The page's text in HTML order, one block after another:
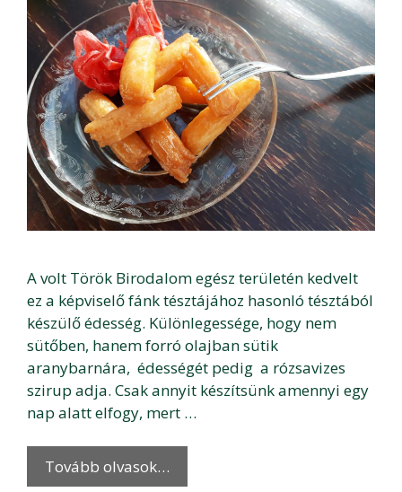
A volt Török Birodalom egész területén kedvelt
ez a képviselő fánk tésztájához hasonló tésztából
készülő édesség. Különlegessége, hogy nem
sütőben, hanem forró olajban sütik
aranybarnára, édességét pedig a rózsavizes
szirup adja. Csak annyit készítsünk amennyi egy
nap alatt elfogy, mert …
Tovább olvasok…